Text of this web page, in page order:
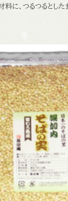
に、つるつるとし